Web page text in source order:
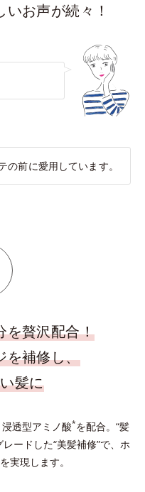
お声が続々！
の前に愛用しています。
を贅沢配合！
を補修し、
髪に
透型アミノ酸*を配合。“髪
ードした“美髪補修”で、ホ
実現します。